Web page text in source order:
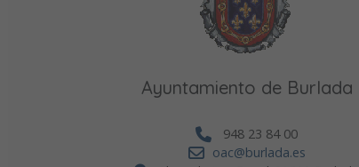
Ayuntamiento de Burlada
948 23 84 00
oac@burlada.es